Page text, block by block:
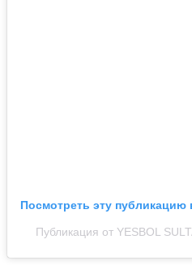
Посмотреть эту публикацию
Публикация от YESBOL